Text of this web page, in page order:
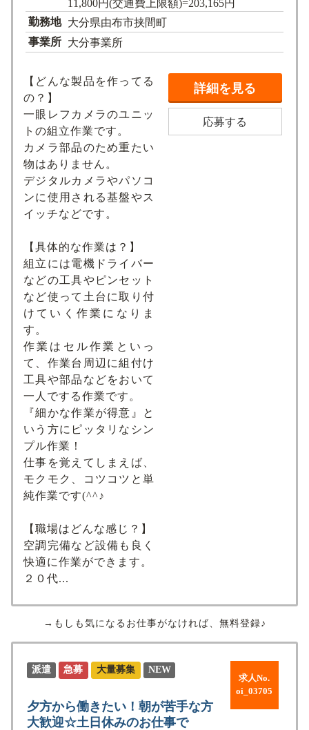
11,800円(交通費上限額)=203,165円
勤務地 大分県由布市挟間町
事業所 大分事業所
【どんな製品を作ってる
の？】
一眼レフカメラのユニッ
トの組立作業です。
カメラ部品のため重たい
物はありません。
デジタルカメラやパソコ
ンに使用される基盤やス
イッチなどです。
【具体的な作業は？】
組立には電機ドライバー
などの工具やピンセット
など使って土台に取り付
けていく作業になりま
す。
作業はセル作業といっ
て、作業台周辺に組付け
工具や部品などをおいて
一人でする作業です。
『細かな作業が得意』と
いう方にピッタリなシン
プル作業！
仕事を覚えてしまえば、
モクモク、コツコツと単
純作業です(^^♪
【職場はどんな感じ？】
空調完備など設備も良く
快適に作業ができます。
２０代...
詳細を見る
応募する
→もしも気になるお仕事がなければ、無料登録♪
求人No.
oi_03705
派遣 急募 大量募集 NEW
夕方から働きたい！朝が苦手な方
大歓迎☆土日休みのお仕事で